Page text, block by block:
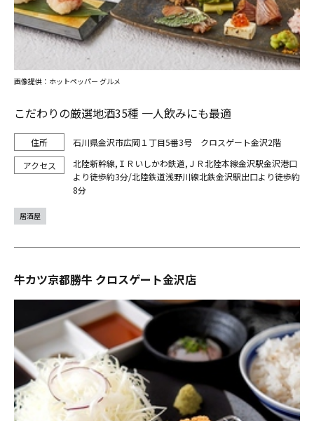
こだわりの厳選地酒35種 一人飲みにも最適
石川県金沢市広岡１丁目5番3号 クロスゲート金沢2階
北陸新幹線,ＩＲいしかわ鉄道,ＪＲ北陸本線金沢駅金沢港口
より徒歩約3分/北陸鉄道浅野川線北鉄金沢駅出口より徒歩約
8分
画像提供：ホットペッパー グルメ
居酒屋
牛カツ京都勝牛 クロスゲート金沢店